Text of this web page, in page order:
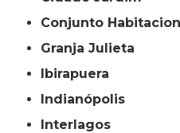
Conjunto
Granja Julieta
Ibirapuera
Indianópolis
Interlagos